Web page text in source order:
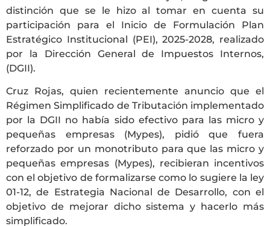
distinción que se le hizo al tomar en cuenta su
participación para el Inicio de Formulación Plan
Estratégico Institucional (PEI), 2025-2028, realizado
por la Dirección General de Impuestos Internos,
(DGII).
Cruz Rojas, quien recientemente anuncio que el
Régimen Simplificado de Tributación implementado
por la DGII no había sido efectivo para las micro y
pequeñas empresas (Mypes), pidió que fuera
reforzado por un monotributo para que las micro y
pequeñas empresas (Mypes), recibieran incentivos
con el objetivo de formalizarse como lo sugiere la ley
01-12, de Estrategia Nacional de Desarrollo, con el
objetivo de mejorar dicho sistema y hacerlo más
simplificado.